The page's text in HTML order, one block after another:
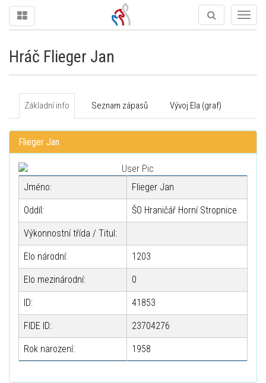
Hráč Flieger Jan
Základní info Seznam zápasů Vývoj Ela (graf)
Flieger Jan
Jméno: Flieger Jan
Oddíl: ŠO Hraničář Horní Stropnice
Výkonnostní třída / Titul:
Elo národní: 1203
Elo mezinárodní: 0
ID: 41853
FIDE ID: 23704276
Rok narození: 1958